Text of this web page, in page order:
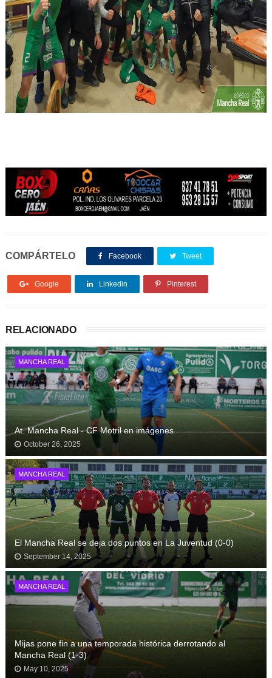
COMPÁRTELO Facebook Tweet
Google Linkedin Pinterest
RELACIONADO
MANCHA REAL
At. Mancha Real - CF Motril en imágenes.
October 26, 2025
MANCHA REAL
El Mancha Real se deja dos puntos en La Juventud (0-0)
September 14, 2025
MANCHA REAL
Mijas pone fin a una temporada histórica derrotando al
Mancha Real (1-3)
May 10, 2025